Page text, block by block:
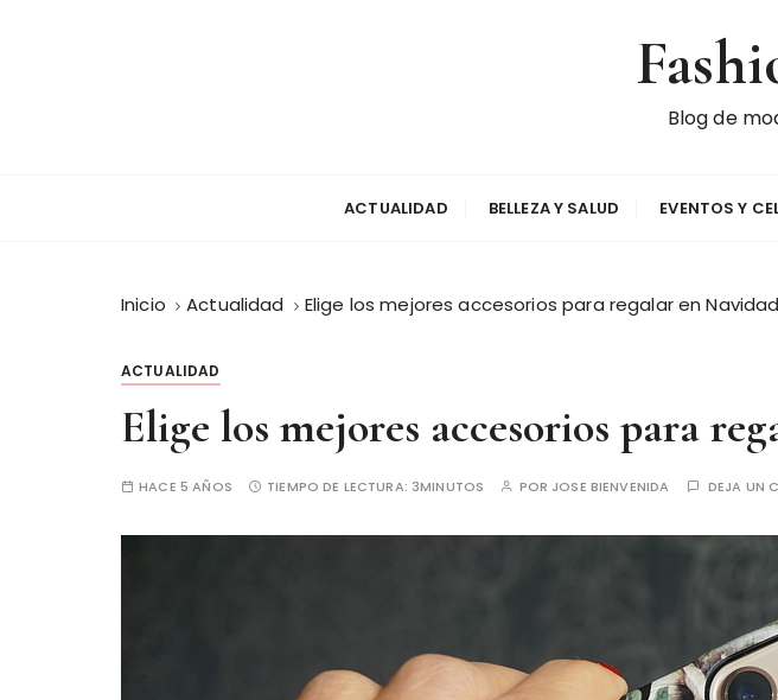
Blog de
ACTUALIDAD BELLEZA Y SALUD EVENTOS Y
Inicio Actualidad Elige los mejores accesorios para regalar en Navidad
ACTUALIDAD
Elige los mejores accesorios para
HACE 5 AÑOS TIEMPO DE LECTURA: 3MINUTOS POR JOSE BIENVENIDA DEJA UN